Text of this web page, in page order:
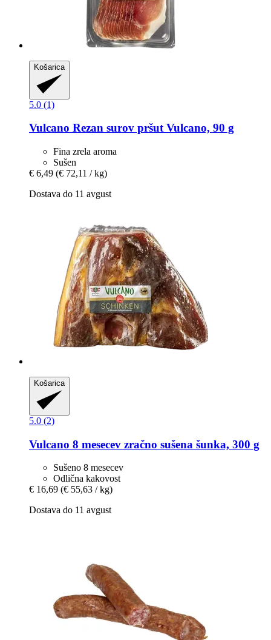
Košarica
5.0 (1)
Vulcano Rezan surov pršut Vulcano, 90 g
Fina zrela aroma
Sušen
€ 6,49 (€ 72,11 / kg)
Dostava do 11 avgust
Košarica
5.0 (2)
Vulcano 8 mesecev zračno sušena šunka, 300 g
Sušeno 8 mesecev
Odlična kakovost
€ 16,69 (€ 55,63 / kg)
Dostava do 11 avgust